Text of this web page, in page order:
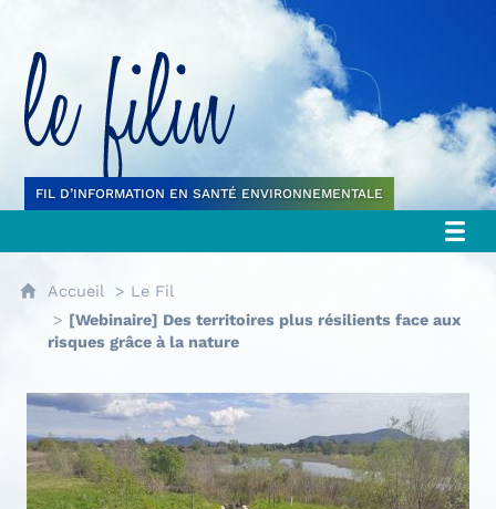
FIL D’INFORMATION EN SANTÉ ENVIRONNEMENTALE
Accueil
Le Fil
[Webinaire] Des territoires plus résilients face aux
risques grâce à la nature